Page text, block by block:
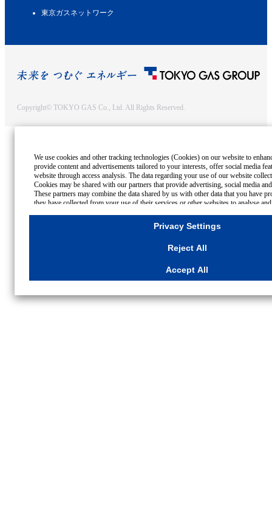
東京ガスネットワーク
Copyright© TOKYO GAS Co., Ltd. All Rights Reserved.
We use cookies and other tracking technologies (Cookies) on our website to
provide content and advertisements tailored to your interests, offer social media
website through access analysis. The data regarding your use of our website
Cookies may be shared with our partners that provide advertising, social media
These partners may combine the data shared by us with other data that you have
they have collected from your use of their services or other websites to analyse
all Cookies except for Strictly Necessary Cookies, please click "Reject All". If you
Cookies, please click "Accept All". To select your preferences for each purpose,
button on this banner or through your browser's "Settings".
Privacy Settings
Reject All
Accept All